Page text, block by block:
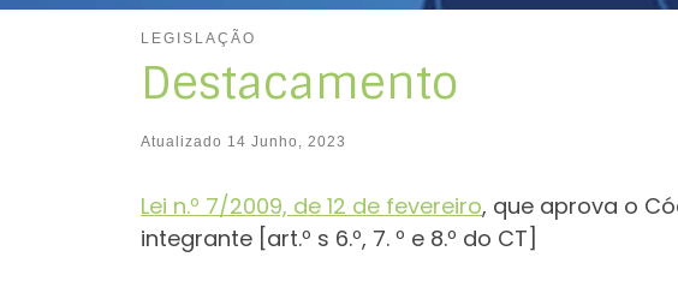
LEGISLAÇÃO
Destacamento
Atualizado 14 Junho, 2023
Lei n.º 7/2009, de 12 de fevereiro, que aprova o
integrante [art.º s 6.º, 7. º e 8.º do CT]